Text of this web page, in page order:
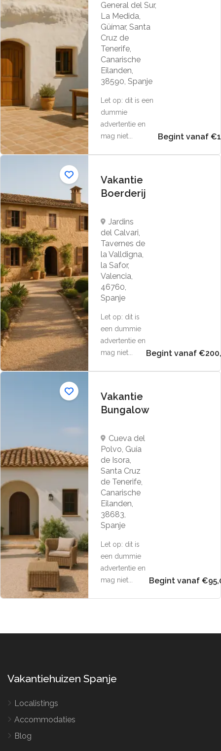
General del Sur,
La Medida,
Güímar, Santa
Cruz de
Tenerife,
Canarische
Eilanden,
38590, Spanje
Let op: dit is een
dummie
advertentie en
mag niet...
Begint vanaf
Vakantie
Boerderij
Jardins
del Calvari,
Tavernes de
la Valldigna,
la Safor,
Valencia,
46760,
Spanje
Let op: dit is
een dummie
advertentie en
mag niet...
Begint vanaf
Vakantie
Bungalow
Cueva del
Polvo, Guía
de Isora,
Santa Cruz
de Tenerife,
Canarische
Eilanden,
38683,
Spanje
Let op: dit is
een dummie
advertentie en
mag niet...
Begint vanaf
Vakantiehuizen Spanje
Localistings
Accommodaties
Blog